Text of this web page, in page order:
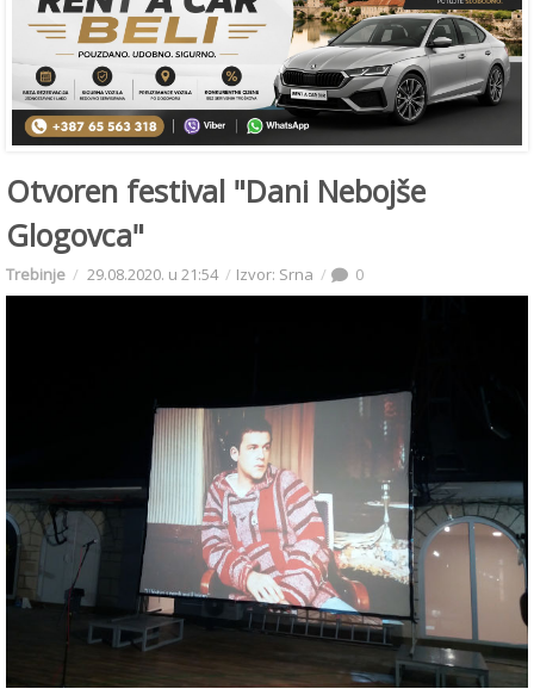
Otvoren festival "Dani Nebojše
Glogovca"
Trebinje 29.08.2020. u 21:54 Izvor: Srna 0